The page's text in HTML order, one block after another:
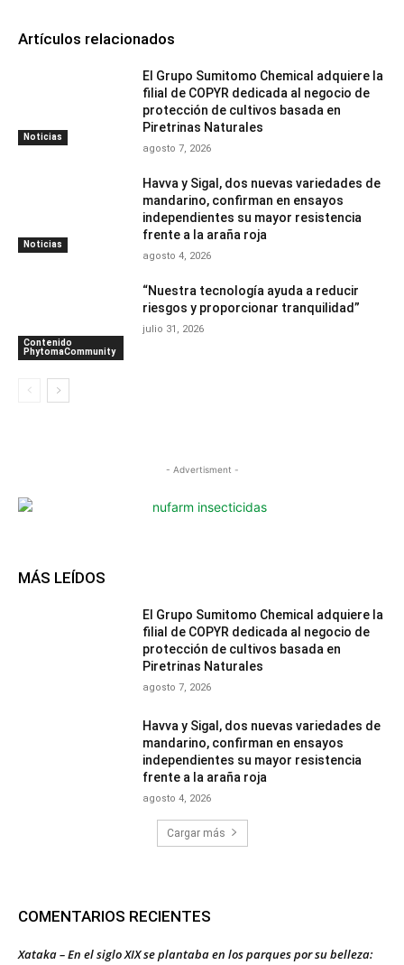
Artículos relacionados
Noticias
El Grupo Sumitomo Chemical adquiere la
filial de COPYR dedicada al negocio de
protección de cultivos basada en
Piretrinas Naturales
agosto 7, 2026
Noticias
Havva y Sigal, dos nuevas variedades de
mandarino, confirman en ensayos
independientes su mayor resistencia
frente a la araña roja
agosto 4, 2026
Contenido
PhytomaCommunity
“Nuestra tecnología ayuda a reducir
riesgos y proporcionar tranquilidad”
julio 31, 2026
- Advertisment -
MÁS LEÍDOS
El Grupo Sumitomo Chemical adquiere la
filial de COPYR dedicada al negocio de
protección de cultivos basada en
Piretrinas Naturales
agosto 7, 2026
Havva y Sigal, dos nuevas variedades de
mandarino, confirman en ensayos
independientes su mayor resistencia
frente a la araña roja
agosto 4, 2026
Cargar más
COMENTARIOS RECIENTES
Xataka – En el siglo XIX se plantaba en los parques por su belleza: